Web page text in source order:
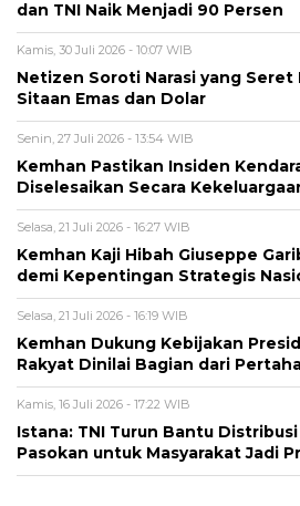
dan TNI Naik Menjadi 90 Persen
Kamis, 30 Juli 2026 - 10:07 WIB
Netizen Soroti Narasi yang Seret
Sitaan Emas dan Dolar
Senin, 27 Juli 2026 - 13:54 WIB
Kemhan Pastikan Insiden
Diselesaikan Secara
Selasa, 21 Juli 2026 - 16:27 WIB
Kemhan Kaji Hibah Giuseppe
demi Kepentingan Strategis
Selasa, 21 Juli 2026 - 16:19 WIB
Kemhan Dukung Kebijakan
Rakyat Dinilai Bagian dari
Kamis, 16 Juli 2026 - 17:22 WIB
Istana: TNI Turun Bantu
Pasokan untuk Masyarakat Jadi